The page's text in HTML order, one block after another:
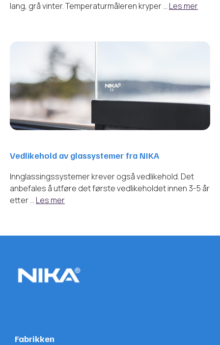
lang, grå vinter. Temperaturmåleren kryper … Les mer
Vedlikehold av glassystemer fra NIKA
Innglassingssystemer krever også vedlikehold. Det
anbefales å utføre det første vedlikeholdet innen 3-5 år
etter … Les mer
Fabrikken